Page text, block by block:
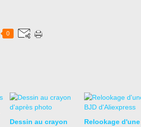
0
Dessin au crayon
Relookage d'une